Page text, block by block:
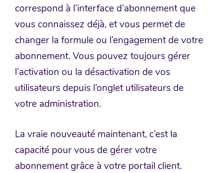
correspond à l’interface d’abonnement que
vous connaissez déjà, et vous permet de
changer la formule ou l’engagement de votre
abonnement. Vous pouvez toujours gérer
l’activation ou la désactivation de vos
utilisateurs depuis l’onglet utilisateurs de
votre administration.
La vraie nouveauté maintenant, c’est la
capacité pour vous de gérer votre
abonnement grâce à votre portail client.